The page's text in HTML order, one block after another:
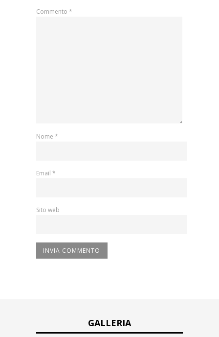
Commento *
Nome *
Email *
Sito web
GALLERIA